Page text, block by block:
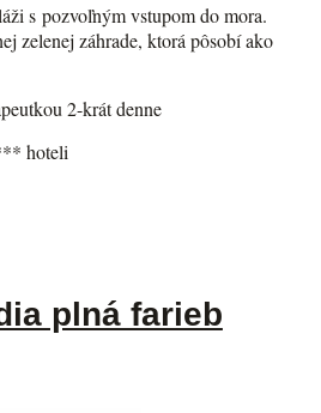
s pozvoľným vstupom do mora.
zelenej záhrade, ktorá pôsobí ako
2-krát denne
hoteli
plná farieb